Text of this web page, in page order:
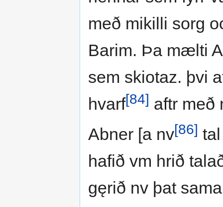
með mikilli sorg
Barim. Þa mælti
sem skiotaz. þvi
hvarf[84] aftr með
Abner [a nv[86]
hafið vm hrið
gęrið nv þat